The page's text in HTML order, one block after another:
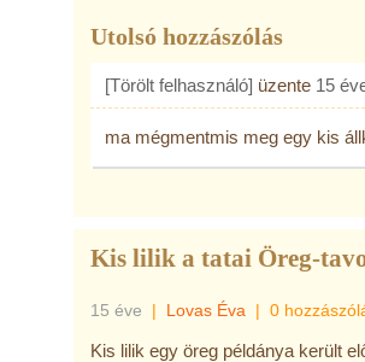
Utolsó hozzászólás
[Törölt felhasználó] üzente 15
ma mégmentmis meg egy kis
Kis lilik a tatai Öreg-
15 éve | Lovas Éva | 0
Kis lilik egy öreg példánya került